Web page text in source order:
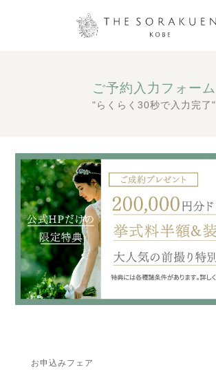
ご予約入力フォーム
"らくらく30秒で入力完了"
お申込みフェア